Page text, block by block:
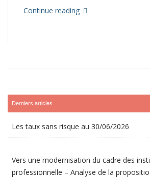
Continue reading
Derniers articles
Les taux sans risque au 30/06/2026
Vers une modernisation du cadre des
professionnelle – Analyse de la